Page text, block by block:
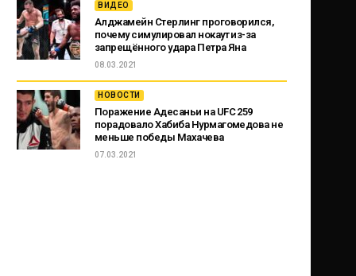
ВИДЕО
Алджамейн Стерлинг проговорился,
почему симулировал нокаут из-за
запрещённого удара Петра Яна
08.03.2021
НОВОСТИ
Поражение Адесаньи на UFC 259
порадовало Хабиба Нурмагомедова не
меньше победы Махачева
07.03.2021